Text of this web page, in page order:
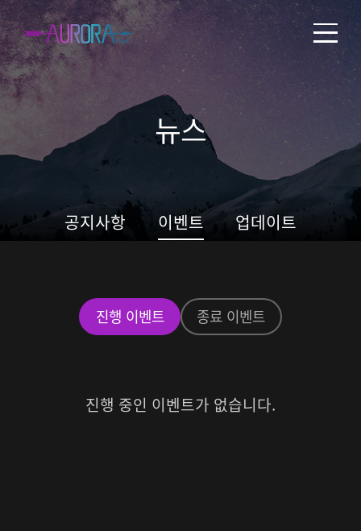
뉴스
공지사항 이벤트 업데이트
진행 이벤트 종료 이벤트
진행 중인 이벤트가 없습니다.